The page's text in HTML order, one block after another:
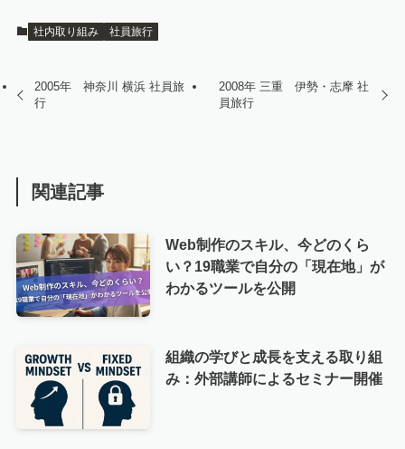
社内取り組み 社員旅行
2005年 神奈川 横浜 社員旅
行
2008年 三重 伊勢・志摩 社
員旅行
関連記事
Web制作のスキル、今どのくら
い？19職業で自分の「現在地」が
わかるツールを公開
組織の学びと成長を支える取り組
み：外部講師によるセミナー開催